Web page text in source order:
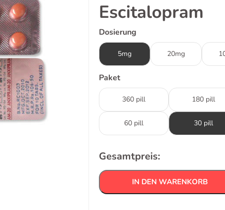
Escitalopram
Dosierung
5mg 20mg
Paket
360 pill 180 pill
60 pill 30 pill
Gesamtpreis:
IN DEN WARENKORB